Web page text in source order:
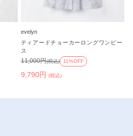
evelyn
ティアードチョーカーロングワンピー
ス
9,790円 (税込)
11,000円(税込) 11%OFF